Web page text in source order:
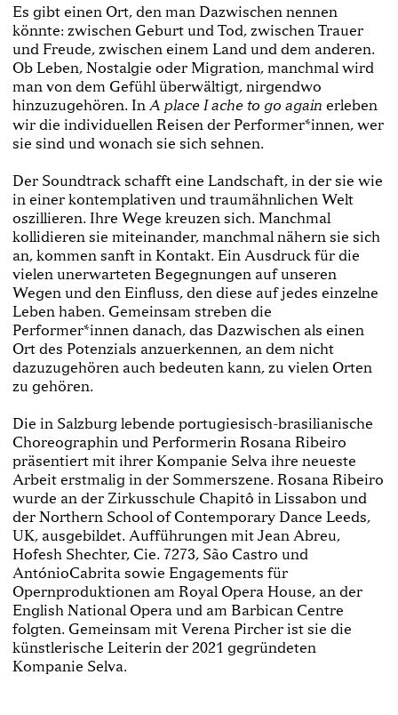
Es gibt einen Ort, den man Dazwischen nennen
könnte: zwischen Geburt und Tod, zwischen Trauer
und Freude, zwischen einem Land und dem anderen.
Ob Leben, Nostalgie oder Migration, manchmal wird
man von dem Gefühl überwältigt, nirgendwo
hinzuzugehören. In A place I ache to go again erleben
wir die individuellen Reisen der Performer*innen, wer
sie sind und wonach sie sich sehnen.
Der Soundtrack schafft eine Landschaft, in der sie wie
in einer kontemplativen und traumähnlichen Welt
oszillieren. Ihre Wege kreuzen sich. Manchmal
kollidieren sie miteinander, manchmal nähern sie sich
an, kommen sanft in Kontakt. Ein Ausdruck für die
vielen unerwarteten Begegnungen auf unseren
Wegen und den Einfluss, den diese auf jedes einzelne
Leben haben. Gemeinsam streben die
Performer*innen danach, das Dazwischen als einen
Ort des Potenzials anzuerkennen, an dem nicht
dazuzugehören auch bedeuten kann, zu vielen Orten
zu gehören.
Die in Salzburg lebende portugiesisch-brasilianische
Choreographin und Performerin Rosana Ribeiro
präsentiert mit ihrer Kompanie Selva ihre neueste
Arbeit erstmalig in der Sommerszene. Rosana Ribeiro
wurde an der Zirkusschule Chapitô in Lissabon und
der Northern School of Contemporary Dance Leeds,
UK, ausgebildet. Aufführungen mit Jean Abreu,
Hofesh Shechter, Cie. 7273, São Castro und
AntónioCabrita sowie Engagements für
Opernproduktionen am Royal Opera House, an der
English National Opera und am Barbican Centre
folgten. Gemeinsam mit Verena Pircher ist sie die
künstlerische Leiterin der 2021 gegründeten
Kompanie Selva.